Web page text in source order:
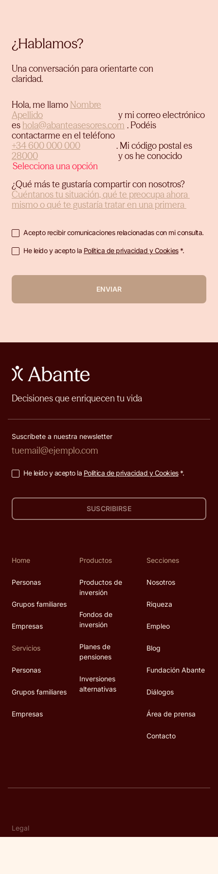
¿Hablamos?
Una conversación para orientarte con
claridad.
Hola, me llamo
y mi correo electrónico
es
. Podéis
contactarme en el teléfono
. Mi código postal es
y os he conocido
¿Qué más te gustaría compartir con nosotros?
Acepto recibir comunicaciones relacionadas con mi consulta.
He leído y acepto la Política de privacidad y Cookies*.
ENVIAR
Decisiones que enriquecen tu vida
Suscríbete a nuestra newsletter
He leído y acepto la Política de privacidad y Cookies*.
SUSCRIBIRSE
Home
Personas
Grupos familiares
Empresas
Servicios
Personas
Grupos familiares
Empresas
Productos
Productos de
inversión
Fondos de
inversión
Planes de
pensiones
Inversiones
alternativas
Secciones
Nosotros
Riqueza
Empleo
Blog
Fundación Abante
Diálogos
Área de prensa
Contacto
Legal